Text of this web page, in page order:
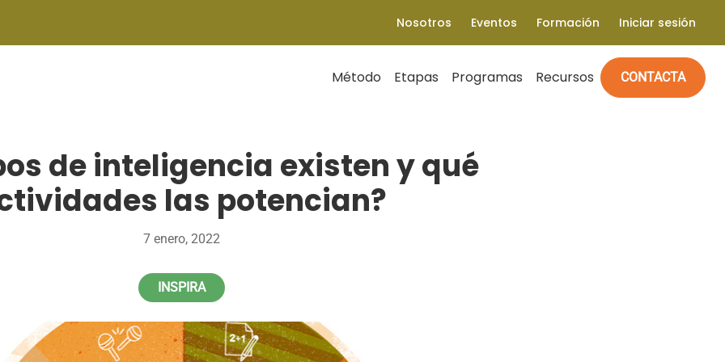
Nosotros Eventos Formación Iniciar sesión
Método Etapas Programas Recursos CONTACTA
de inteligencia existen y qué
las potencian?
7 enero, 2022
INSPIRA